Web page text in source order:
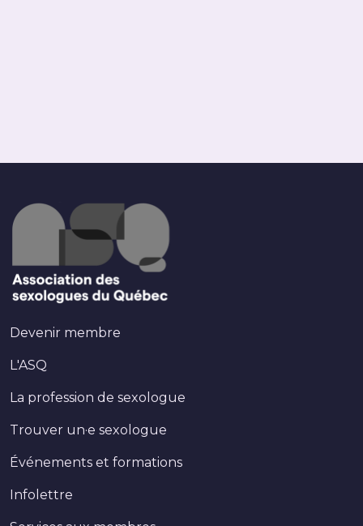
Devenir membre
L'ASQ
La profession de sexologue
Trouver un·e sexologue
Événements et formations
Infolettre